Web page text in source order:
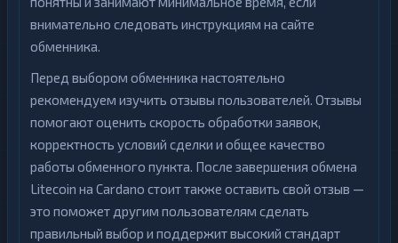
внимательно следовать инструкциям на сайте
обменника.
Перед выбором обменника настоятельно
рекомендуем изучить отзывы пользователей. Отзывы
помогают оценить скорость обработки заявок,
корректность условий сделки и общее качество
работы обменного пункта. После завершения обмена
Litecoin на Cardano стоит также оставить свой отзыв —
это поможет другим пользователям сделать
правильный выбор и поддержит высокий стандарт